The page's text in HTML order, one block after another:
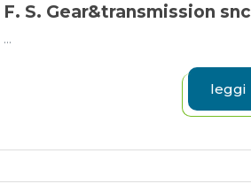
F. S. Gear&transmission snc
...
leggi